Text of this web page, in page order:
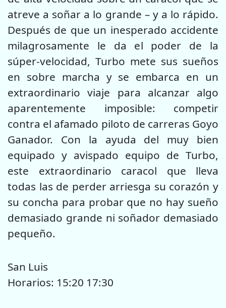
atreve a soñar a lo grande – y a lo rápido.
Después de que un inesperado accidente
milagrosamente le da el poder de la
súper-velocidad, Turbo mete sus sueños
en sobre marcha y se embarca en un
extraordinario viaje para alcanzar algo
aparentemente imposible: competir
contra el afamado piloto de carreras Goyo
Ganador. Con la ayuda del muy bien
equipado y avispado equipo de Turbo,
este extraordinario caracol que lleva
todas las de perder arriesga su corazón y
su concha para probar que no hay sueño
demasiado grande ni soñador demasiado
pequeño.
San Luis
Horarios: 15:20 17:30